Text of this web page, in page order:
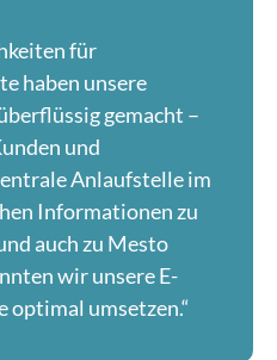
für
haben unsere
gemacht –
und
Anlaufstelle im
Informationen zu
auch zu Mesto
wir unsere E-
optimal umsetzen.“